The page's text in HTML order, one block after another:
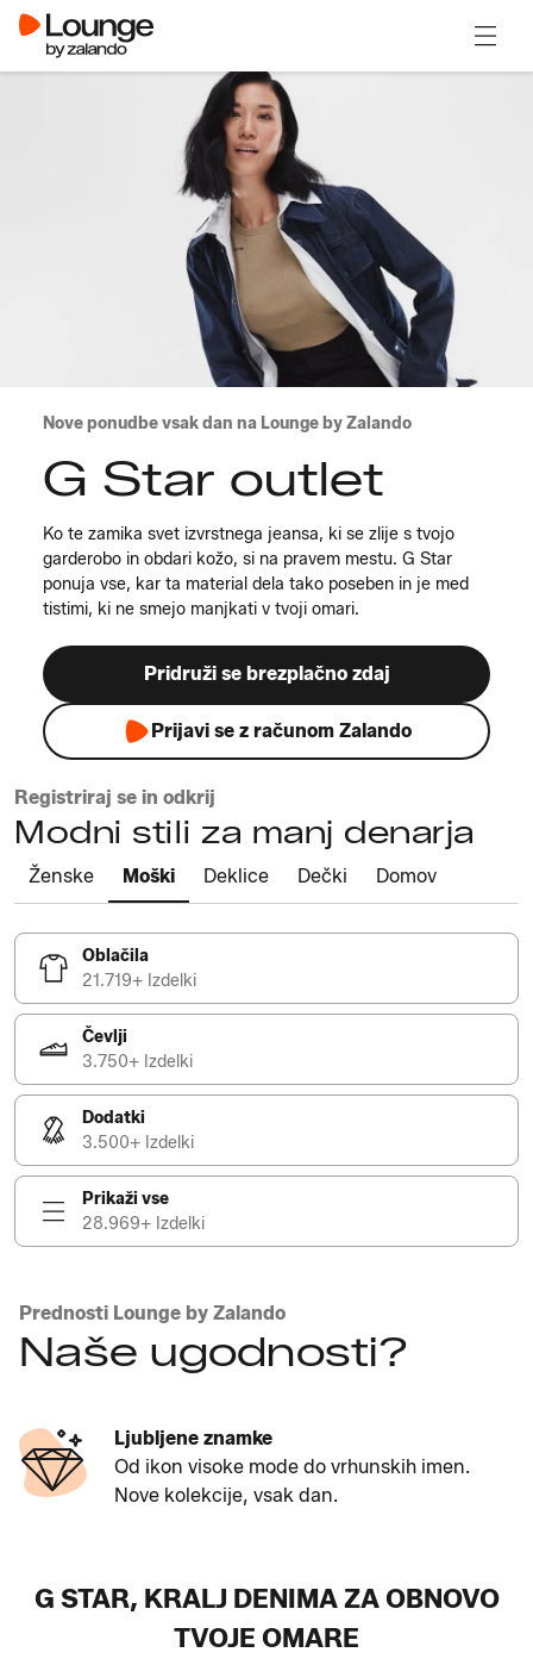
Nove ponudbe vsak dan na Lounge by Zalando
G Star outlet
Ko te zamika svet izvrstnega jeansa, ki se zlije s tvojo
garderobo in obdari kožo, si na pravem mestu. G Star
ponuja vse, kar ta material dela tako poseben in je med
tistimi, ki ne smejo manjkati v tvoji omari.
Pridruži se brezplačno zdaj
Prijavi se z računom Zalando
Registriraj se in odkrij
Modni stili za manj denarja
Ženske Moški Deklice Dečki Domov
Oblačila
21.719+ Izdelki
Čevlji
3.750+ Izdelki
Dodatki
3.500+ Izdelki
Prikaži vse
28.969+ Izdelki
Prednosti Lounge by Zalando
Naše ugodnosti?
Ljubljene znamke
Od ikon visoke mode do vrhunskih imen.
Nove kolekcije, vsak dan.
G STAR, KRALJ DENIMA ZA OBNOVO
TVOJE OMARE